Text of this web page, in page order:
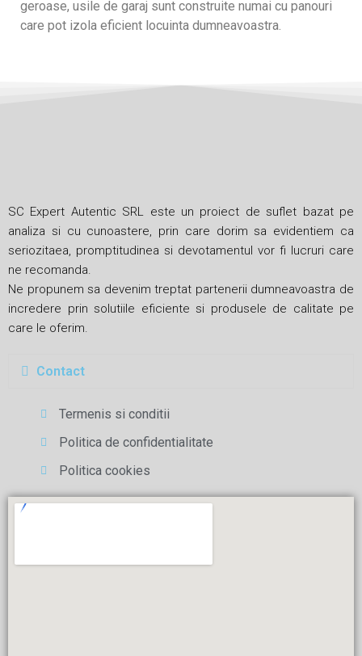
geroase, usile de garaj sunt construite numai cu panouri
care pot izola eficient locuinta dumneavoastra.
SC Expert Autentic SRL este un proiect de suflet bazat pe
analiza si cu cunoastere, prin care dorim sa evidentiem ca
seriozitaea, promptitudinea si devotamentul vor fi lucruri care
ne recomanda.
Ne propunem sa devenim treptat partenerii dumneavoastra de
incredere prin solutiile eficiente si produsele de calitate pe
care le oferim.
Contact
Termenis si conditii
Politica de confidentialitate
Politica cookies